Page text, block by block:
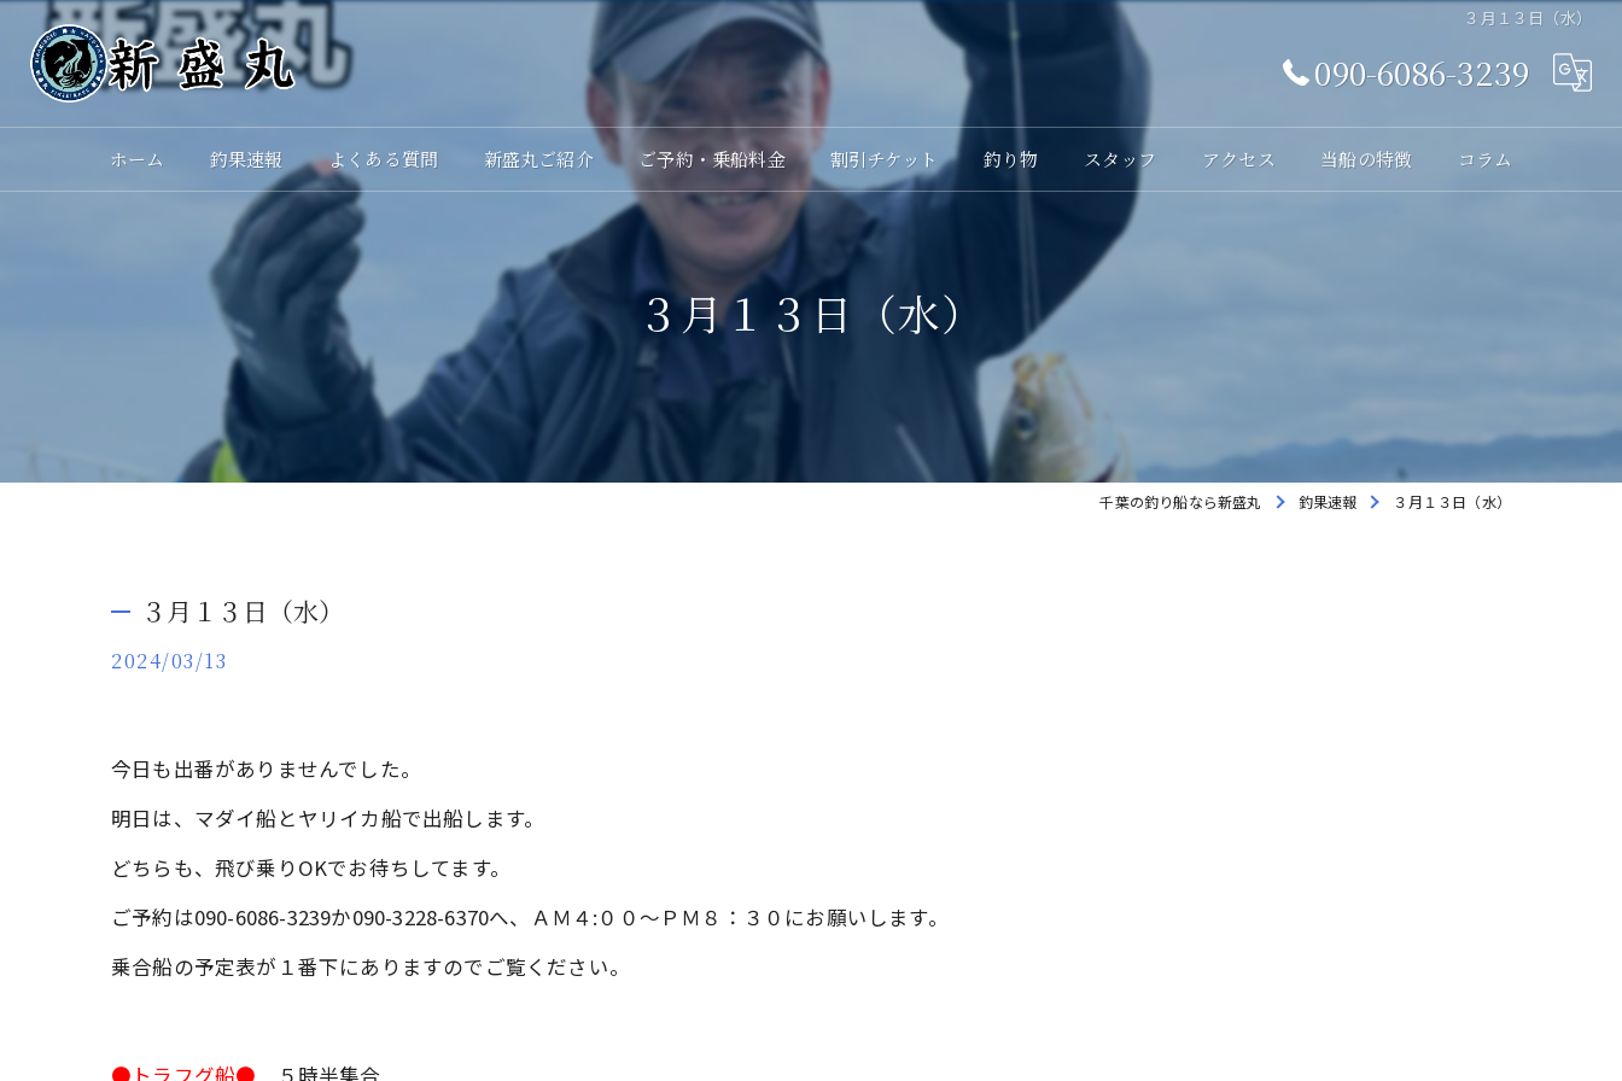
３月１３日（水）
090-6086-3239
ホーム 釣果速報 よくある質問 新盛丸ご紹介 ご予約・乗船料金 割引チケット 釣り物 スタッフ アクセス 当船の特徴 コラム
３月１３日（水）
千葉の釣り船なら新盛丸 釣果速報 ３月１３日（水）
３月１３日（水）
2024/03/13
今日も出番がありませんでした。
明日は、マダイ船とヤリイカ船で出船します。
どちらも、飛び乗りOKでお待ちしてます。
ご予約は090-6086-3239か090-3228-6370へ、ＡＭ４:００～ＰＭ８：３０にお願いします。
乗合船の予定表が１番下にありますのでご覧ください。
●トラフグ船● ５時半集合